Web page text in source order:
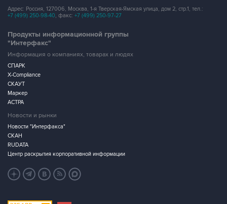
Адрес: Россия, 127006, Москва, 1-я Тверская-Ямская улица, дом 2, стр.1, тел.:
+7 (499) 250-98-40, факс: +7 (499) 250-97-27
Продукты информационной группы
"Интерфакс"
Информация о компаниях, товарах и людях
СПАРК
X-Compliance
СКАУТ
Маркер
АСТРА
Новости и рынки
Новости "Интерфакса"
СКАН
RUDATA
Центр раскрытия корпоративной информации